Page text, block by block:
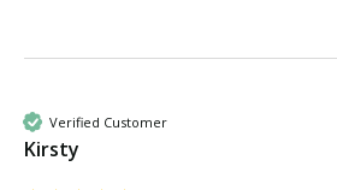
Verified Customer
Kirsty